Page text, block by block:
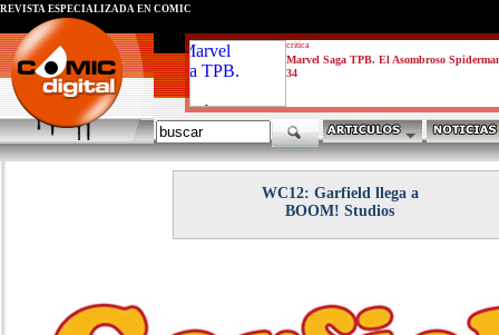
critica
Marvel Saga TPB. El Asombroso
34
REVISTA ESPECIALIZADA EN CÓMIC
WC12: Garfield llega a
BOOM! Studios